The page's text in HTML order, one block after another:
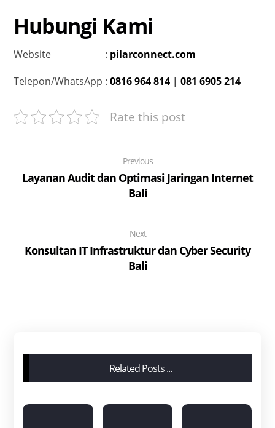
Hubungi Kami
Website : pilarconnect.com
Telepon/WhatsApp :0816 964 814 |081 6905 214
Rate this post
Previous
Layanan Audit dan Optimasi Jaringan Internet
Bali
Next
Konsultan IT Infrastruktur dan Cyber Security
Bali
Related Posts ...